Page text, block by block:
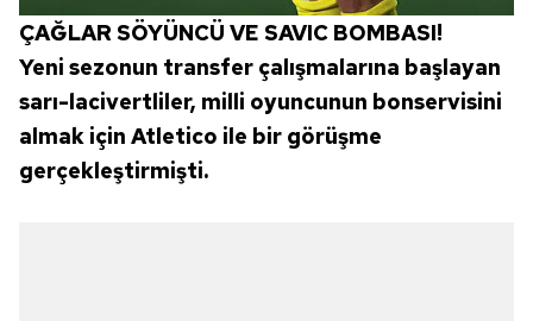
ÇAĞLAR SÖYÜNCÜ VE SAVIC BOMBASI!
Yeni sezonun transfer çalışmalarına başlayan
sarı-lacivertliler, milli oyuncunun bonservisini
almak için Atletico ile bir görüşme
gerçekleştirmişti.